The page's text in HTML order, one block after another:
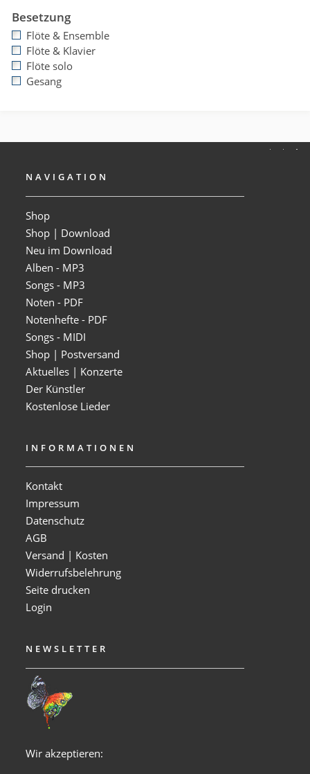
Besetzung
Flöte & Ensemble
Flöte & Klavier
Flöte solo
Gesang
NAVIGATION
Shop
Shop | Download
Neu im Download
Alben - MP3
Songs - MP3
Noten - PDF
Notenhefte - PDF
Songs - MIDI
Shop | Postversand
Aktuelles | Konzerte
Der Künstler
Kostenlose Lieder
INFORMATIONEN
Kontakt
Impressum
Datenschutz
AGB
Versand | Kosten
Widerrufsbelehrung
Seite drucken
Login
NEWSLETTER
Wir akzeptieren: